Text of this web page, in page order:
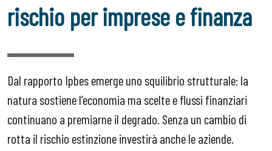
rischio per imprese e finanza
Dal rapporto Ipbes emerge uno squilibrio strutturale: la
natura sostiene l’economia ma scelte e flussi finanziari
continuano a premiarne il degrado. Senza un cambio di
rotta il rischio estinzione investirà anche le aziende.